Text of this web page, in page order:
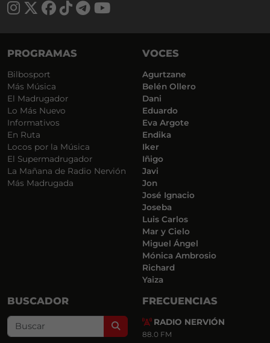
PROGRAMAS
Bilbosport
Más Música
El Madrugador
Lo Más Nuevo
Informativos
En Ruta
Locos por la Música
El Supermadrugador
La Mañana de Radio Nervión
Más Madrugada
VOCES
Agurtzane
Belén Ollero
Dani
Eduardo
Eva Argote
Endika
Iker
Iñigo
Javi
Jon
José Ignacio
Joseba
Luis Carlos
Mar y Cielo
Miguel Ángel
Mónica Ambrosio
Richard
Yaiza
BUSCADOR
Search
FRECUENCIAS
RADIO NERVIÓN
88.0 FM